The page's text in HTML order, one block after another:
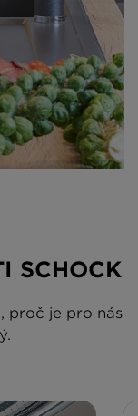
SCHOCK
proč je pro nás